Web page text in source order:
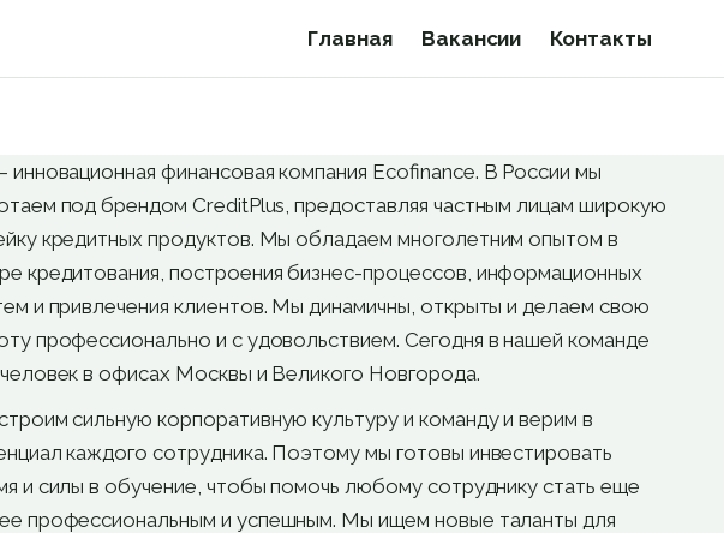
Главная Вакансии Контакты
инновационная финансовая компания Ecofinance. В России мы
под брендом CreditPlus, предоставляя частным лицам широкую
кредитных продуктов. Мы обладаем многолетним опытом в
кредитования, построения бизнес-процессов, информационных
и привлечения клиентов. Мы динамичны, открыты и делаем свою
профессионально и с удовольствием. Сегодня в нашей команде
в офисах Москвы и Великого Новгорода.
сильную корпоративную культуру и команду и верим в
каждого сотрудника. Поэтому мы готовы инвестировать
и силы в обучение, чтобы помочь любому сотруднику стать еще
профессиональным и успешным. Мы ищем новые таланты для